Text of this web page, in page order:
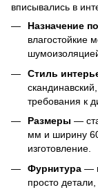
вписывались в
Назначение
влагостойкие
Стиль
требования к
Размеры —
мм и ширину
изготовление.
Фурнитура —
просто